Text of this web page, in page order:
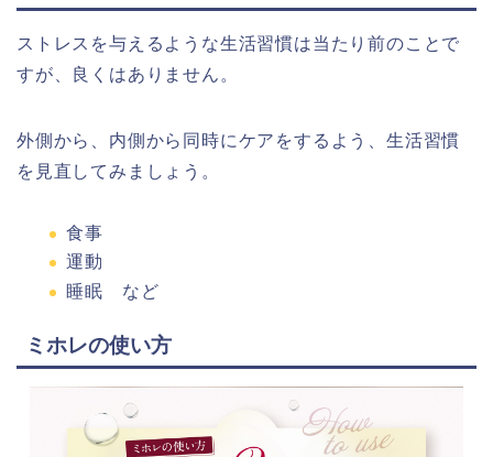
ストレスを与えるような生活習慣は当たり前のことで
すが、良くはありません。
外側から、内側から同時にケアをするよう、生活習慣
を見直してみましょう。
食事
運動
睡眠 など
ミホレの使い方